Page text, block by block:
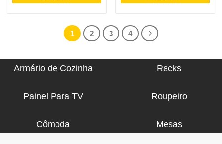
1 2 3 4
Armário de Cozinha Racks
Painel Para TV Roupeiro
Cômoda Mesas